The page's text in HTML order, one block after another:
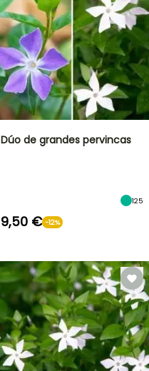
Dúo de grandes pervincas
125
9,50 € -12%